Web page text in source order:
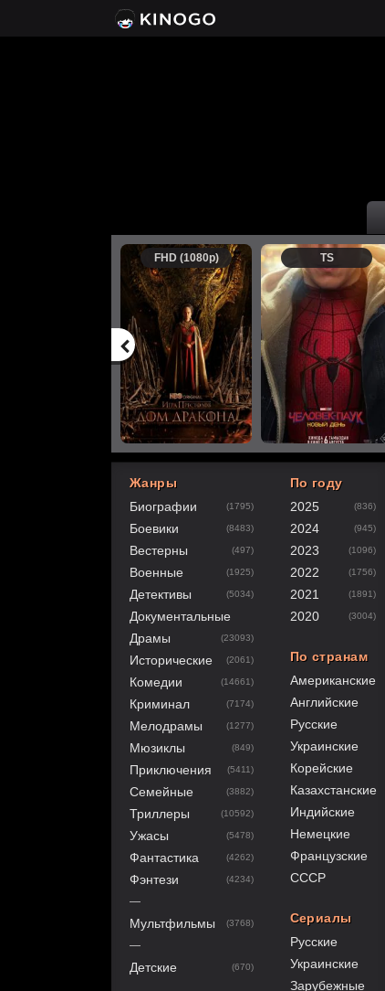
FHD (1080p) TS
80
1 2 3 4
Жанры
Биографии
(1795)
Боевики (8483)
Вестерны (497)
Военные (1925)
Детективы (5034)
Документальные
Драмы
(23093)
Исторические (2061)
Комедии (14661)
Криминал (7174)
Мелодрамы (1277)
Мюзиклы (849)
Приключения (5411)
Семейные (3882)
Триллеры (10592)
Ужасы (5478)
Фантастика (4262)
Фэнтези (4234)
—
Мультфильмы (3768)
—
Детские (670)
По году
2025
(836)
2024 (945)
2023 (1096)
2022 (1756)
2021 (1891)
2020 (3004)
По странам
Американские
Английские
Русские
Украинские
Корейские
Казахстанские
Индийские
Немецкие
Французские
СССР
Сериалы
Русские
Украинские
Зарубежные